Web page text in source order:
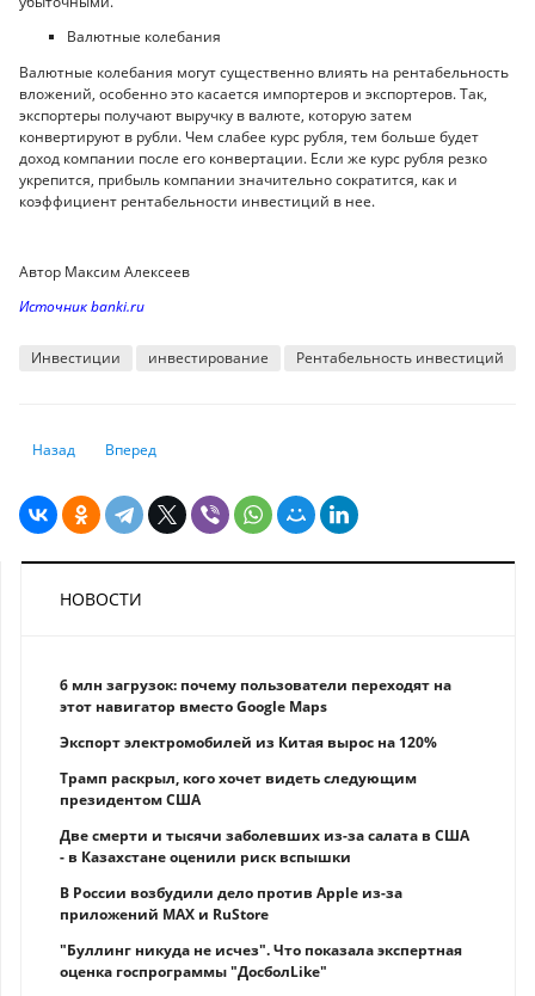
Валютные колебания
Валютные колебания могут существенно влиять на рентабельность
вложений, особенно это касается импортеров и экспортеров. Так,
экспортеры получают выручку в валюте, которую затем
конвертируют в рубли. Чем слабее курс рубля, тем больше будет
доход компании после его конвертации. Если же курс рубля резко
укрепится, прибыль компании значительно сократится, как и
коэффициент рентабельности инвестиций в нее.
Автор Максим Алексеев
Источник banki.ru
Инвестиции инвестирование Рентабельность инвестиций
Предыдущий: Европейские фондовые рынки коррекционно растут
Назад Следующий: У тенге есть потенциал для роста, у рубля —
Вперед
НОВОСТИ
6 млн загрузок: почему пользователи переходят на
этот навигатор вместо Google Maps
Экспорт электромобилей из Китая вырос на 120%
Трамп раскрыл, кого хочет видеть следующим
президентом США
Две смерти и тысячи заболевших из-за салата в США
- в Казахстане оценили риск вспышки
В России возбудили дело против Apple из-за
приложений MAX и RuStore
"Буллинг никуда не исчез". Что показала экспертная
оценка госпрограммы "ДосболLike"